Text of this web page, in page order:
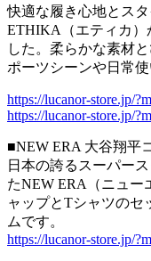
快適な履き心地とス
ETHIKA（エティカ）
した。柔らかな素材
ポーツシーンや日常使
https://lucanor-store.jp/
https://lucanor-store.jp/
■NEW ERA 大谷翔平
日本の誇るスーパー
たNEW ERA（ニュー
ャップとTシャツのセ
ムです。
https://lucanor-store.jp/